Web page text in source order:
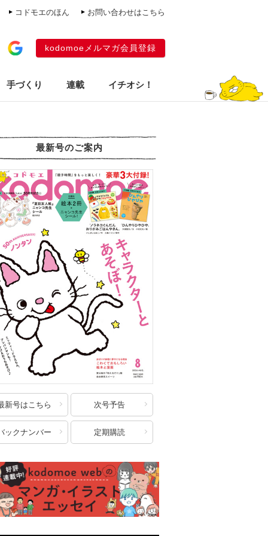
コドモエのほん お問い合わせはこちら
kodomoeメルマガ会員登録
手づくり 連載 イチオシ！
最新号のご案内
新号はこちら 次号予告
ックナンバー 定期購読